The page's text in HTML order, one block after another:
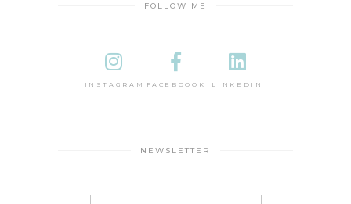
FOLLOW ME
INSTAGRAM FACEBOOOK LINKEDIN
NEWSLETTER